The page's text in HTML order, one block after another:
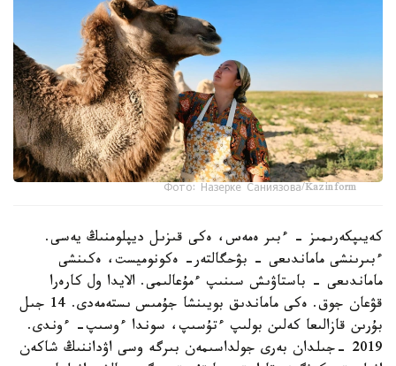
Фото: Назерке Саниязова/Kazinform
كەيىپكەرىمىز - ءبىر ەمەس، ەكى قىزىل ديپلومنىڭ يەسى.
ءبىرىنشى ماماندىعى - بۋحگالتەر- ەكونوميست، ەكىنشى
ماماندىعى - باستاۋىش سىنىپ ءمۇعالىمى. الايدا ول كارەرا
قۋعان جوق. ەكى ماماندىق بويىنشا جۇمىس ىستەمەدى. 14 جىل
بۇرىن قازالىعا كەلىن بولىپ ءتۇسىپ، سوندا ءوسىپ- ءوندى.
2019 -جىلدان بەرى جولداسىمەن بىرگە وسى اۋداننىڭ شاكەن